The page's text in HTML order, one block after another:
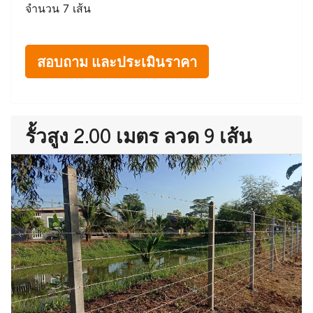
จำนวน 7 เส้น
สอบถาม และประเมินราคา
รั้วสูง 2.00 เมตร ลวด 9 เส้น